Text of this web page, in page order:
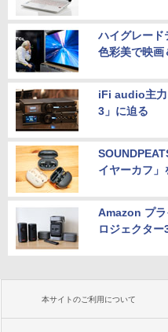
ハイグレー
色彩美で映画
iFi audio主力
3」に迫る
イヤーカフ」
Amazon プ
ロジェクタ
本サイトのご利用について